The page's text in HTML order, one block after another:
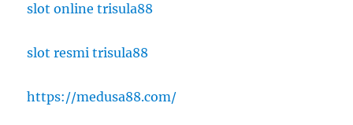
slot online trisula88
slot resmi trisula88
https://medusa88.com/